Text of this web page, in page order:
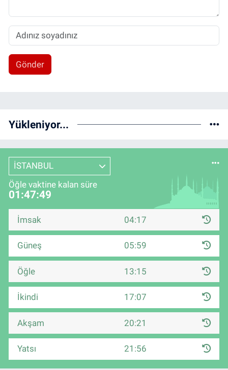
Gönder
Yükleniyor...
İSTANBUL
Öğle vaktine kalan süre
01:47:48
İmsak 04:17
Güneş 05:59
Öğle 13:15
İkindi 17:07
Akşam 20:21
Yatsı 21:56